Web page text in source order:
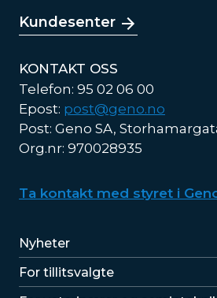
Kundesenter
KONTAKT OSS
Telefon: 95 02 06 00
Epost: post@geno.no
Post: Geno SA,
Org.nr: 970028935
Ta kontakt med styret i
Lenker
Nyheter
For tillitsvalgte